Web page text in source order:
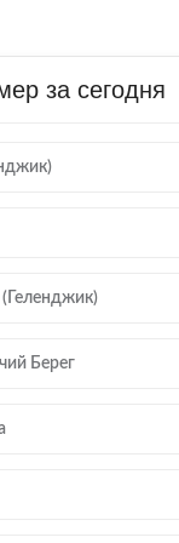
за сегодня
Берег